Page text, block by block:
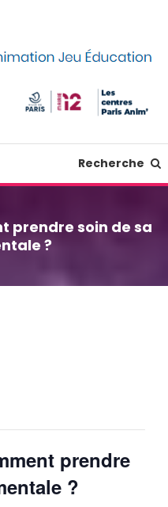
Recherche
prendre soin de sa
?
prendre
?